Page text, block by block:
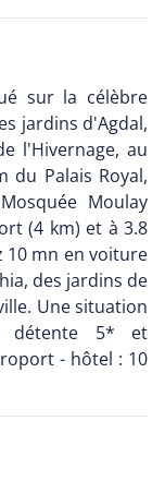
sur la célèbre
jardins d'Agdal,
l'Hivernage, au
du Palais Royal,
Moulay
(4 km) et à 3.8
10 mn en voiture
des jardins de
Une situation
détente 5* et
- hôtel : 10